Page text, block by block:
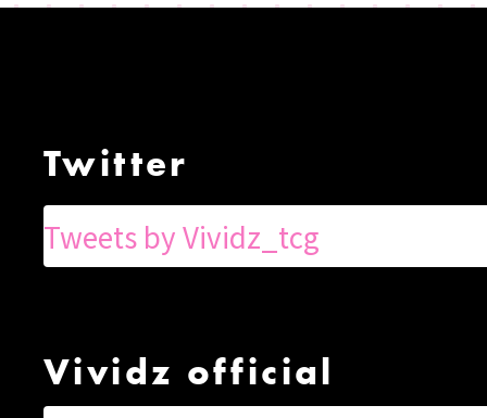
Twitter
Tweets by Vividz_tcg
Vividz official